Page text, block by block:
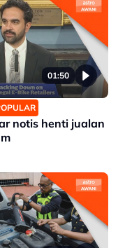
01:50
notis henti jualan